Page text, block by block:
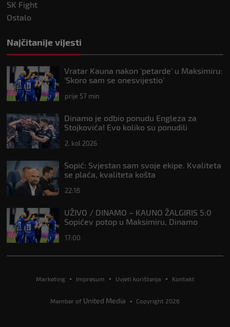
SK Fight
Ostalo
Najčitanije vijesti
Vratar Kauna nakon ‘petarde’ u Maksimiru:
‘Skoro sam se onesvijestio’
prije 57 min
Dinamo je odbio ponudu Engleza za
Stojkovića! Evo koliko su ponudili
2. kol 2026
Sopić: Svjestan sam svoje ekipe. Kvaliteta
se plaća, kvaliteta košta
22:18
UŽIVO / DINAMO – KAUNO ŽALGIRIS 5:0
Sopićev potop u Maksimiru, Dinamo
17:00
Marketing Impresum Uvjeti korištenja Kontakt
Member of United Media Copyright 2026